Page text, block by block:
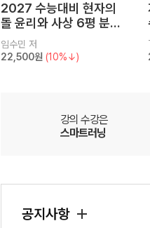
2027 수능대비 현자의
돌 윤리와 사상 6평 분
석서&EBS 수능완성 연
계 N제
임수민 저
22,500원 (10%↓)
강의 수강은
스마트러닝
공지사항